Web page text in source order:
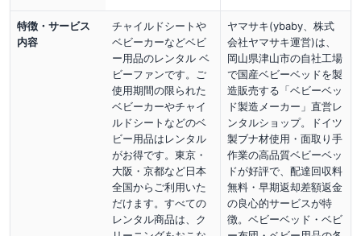
特徴・サービス
内容
チャイルドシートや
ベビーカーなどベビ
ー用品のレンタル ベ
ビーファンです。ご
使用期間の限られた
ベビーカーやチャイ
ルドシートなどのベ
ビー用品はレンタル
がお得です。東京・
大阪・京都など日本
全国からご利用いた
だけます。すべての
レンタル商品は、ク
ヤマサキ(ybaby、株式
会社ヤマサキ運営)は、
岡山県津山市の自社工場
で国産ベビーベッドを製
造販売する「ベビーベッ
ド製造メーカー」直営レ
ンタルショップ。ドイツ
製ブナ材使用・面取り手
作業の高品質ベビーベッ
ドが好評で、配達回収料
無料・早期返却差額返金
の良心的サービスが特
徴。ベビーベッド・ベビ